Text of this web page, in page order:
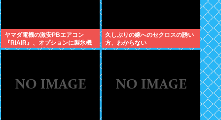
ヤマダ電機の激安PBエアコン
『RIAIR』、オプションに製氷機
能も付いてた模様www
久しぶりの嫁へのセクロスの誘い
方、わからない